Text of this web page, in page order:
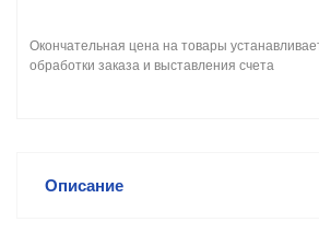
Окончательная цена на товары
обработки заказа и выставления счета
Описание